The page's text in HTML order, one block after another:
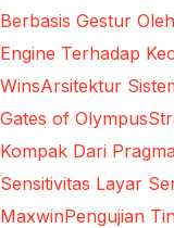
Berbasis Gestur
Engine Terhadap
WinsArsitektur
Gates of Olympus
Kompak Dari
Sensitivitas Layar
MaxwinPengujian